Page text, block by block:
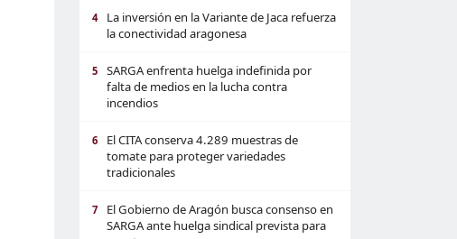
4
La inversión en la Variante de Jaca refuerza
la conectividad aragonesa
5
SARGA enfrenta huelga indefinida por
falta de medios en la lucha contra
incendios
6
El CITA conserva 4.289 muestras de
tomate para proteger variedades
tradicionales
7
El Gobierno de Aragón busca consenso en
SARGA ante huelga sindical prevista para